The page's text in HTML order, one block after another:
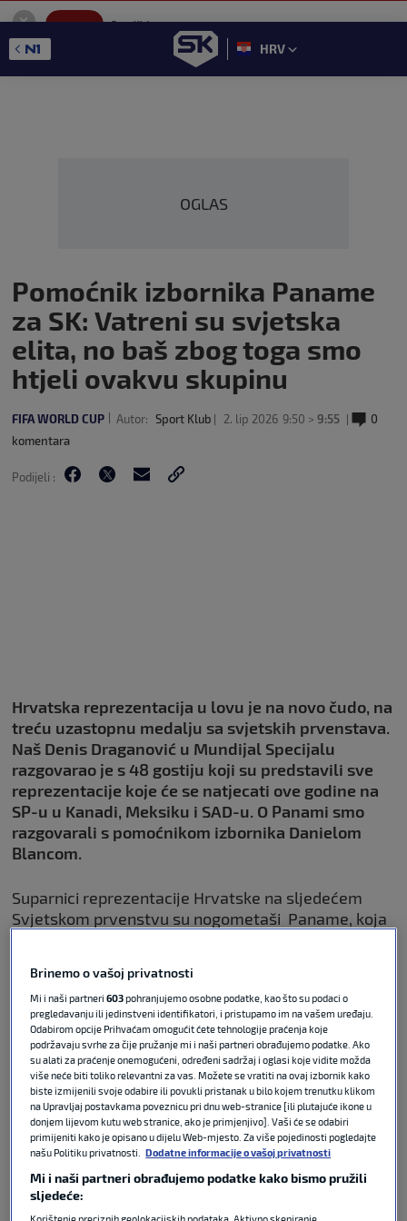
SportKlub
GET - On the Google Play
HRV
OGLAS
Pomoćnik izbornika Paname
za SK: Vatreni su svjetska
elita, no baš zbog toga smo
htjeli ovakvu skupinu
FIFA WORLD CUP Autor: Sport Klub 2. lip 2026 9:50 > 9:55
0
komentara
Podijeli :
Hrvatska reprezentacija u lovu je na novo čudo, na
treću uzastopnu medalju sa svjetskih prvenstava.
Naš Denis Draganović u Mundijal Specijalu
razgovarao je s 48 gostiju koji su predstavili sve
reprezentacije koje će se natjecati ove godine na
SP-u u Kanadi, Meksiku i SAD-u. O Panami smo
razgovarali s pomoćnikom izbornika Danielom
Blancom.
Suparnici reprezentacije Hrvatske na sljedećem
Svjetskom prvenstvu su nogometaši Paname, koja
aktualni pomoćnik izbornika reprezentacije Paname.
POVEZANO
VIDEO / Mundijal Specijal:
Upoznajte grupu L u kojoj igra
Hrvatska
FIFA WORLD CUP 01. lip 2026 0
Brinemo o vašoj privatnosti
Mi i naši partneri603pohranjujemo osobne podatke, kao što su podaci o
pregledavanju ili jedinstveni identifikatori, i pristupamo im na vašem uređaju.
Odabirom opcije Prihvaćam omogućit ćete tehnologije praćenja koje
podržavaju svrhe za čije pružanje mi i naši partneri obrađujemo podatke. Ako
su alati za praćenje onemogućeni, određeni sadržaj i oglasi koje vidite možda
više neće biti toliko relevantni za vas. Možete se vratiti na ovaj izbornik kako
biste izmijenili svoje odabire ili povukli pristanak u bilo kojem trenutku klikom
na Upravljaj postavkama poveznicu pri dnu web-stranice [ili plutajuće ikone u
donjem lijevom kutu web stranice, ako je primjenjivo]. Vaši će se odabiri
primijeniti kako je opisano u dijelu Web-mjesto. Za više pojedinosti pogledajte
našu Politiku privatnosti.
Dodatne informacije o vašoj privatnosti
Mi i naši partneri obrađujemo podatke kako bismo pružili
sljedeće: